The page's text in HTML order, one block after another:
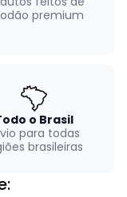
premium
o Brasil
para todas
brasileiras